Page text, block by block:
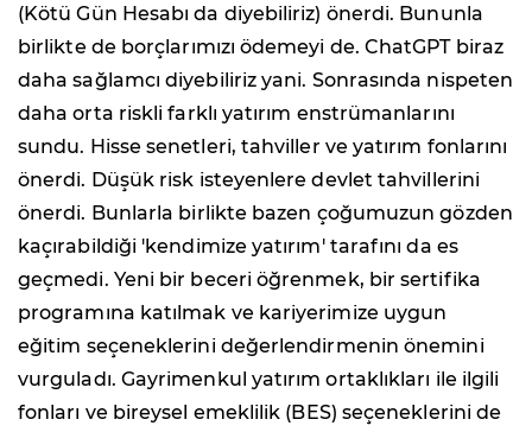
(Kötü Gün Hesabı da diyebiliriz) önerdi. Bununla
birlikte de borçlarımızı ödemeyi de. ChatGPT biraz
daha sağlamcı diyebiliriz yani. Sonrasında nispeten
daha orta riskli farklı yatırım enstrümanlarını
sundu. Hisse senetleri, tahviller ve yatırım fonlarını
önerdi. Düşük risk isteyenlere devlet tahvillerini
önerdi. Bunlarla birlikte bazen çoğumuzun gözden
kaçırabildiği 'kendimize yatırım' tarafını da es
geçmedi. Yeni bir beceri öğrenmek, bir sertifika
programına katılmak ve kariyerimize uygun
eğitim seçeneklerini değerlendirmenin önemini
vurguladı. Gayrimenkul yatırım ortaklıkları ile ilgili
fonları ve bireysel emeklilik (BES) seçeneklerini de